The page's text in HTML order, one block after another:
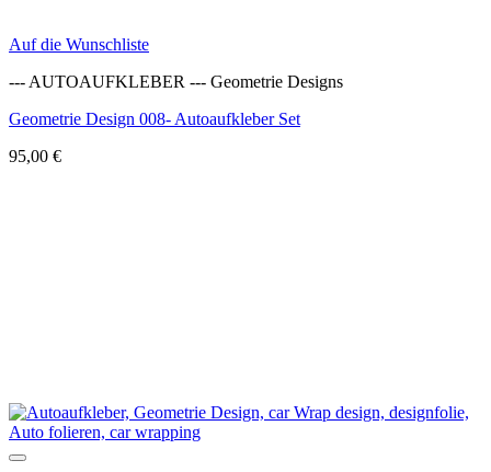
Auf die Wunschliste
--- AUTOAUFKLEBER --- Geometrie Designs
Geometrie Design 008- Autoaufkleber Set
95,00 €